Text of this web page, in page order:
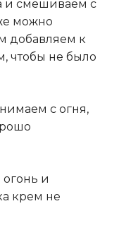
и смешиваем с
можно
добавляем к
чтобы не было
с огня,
и
крем не